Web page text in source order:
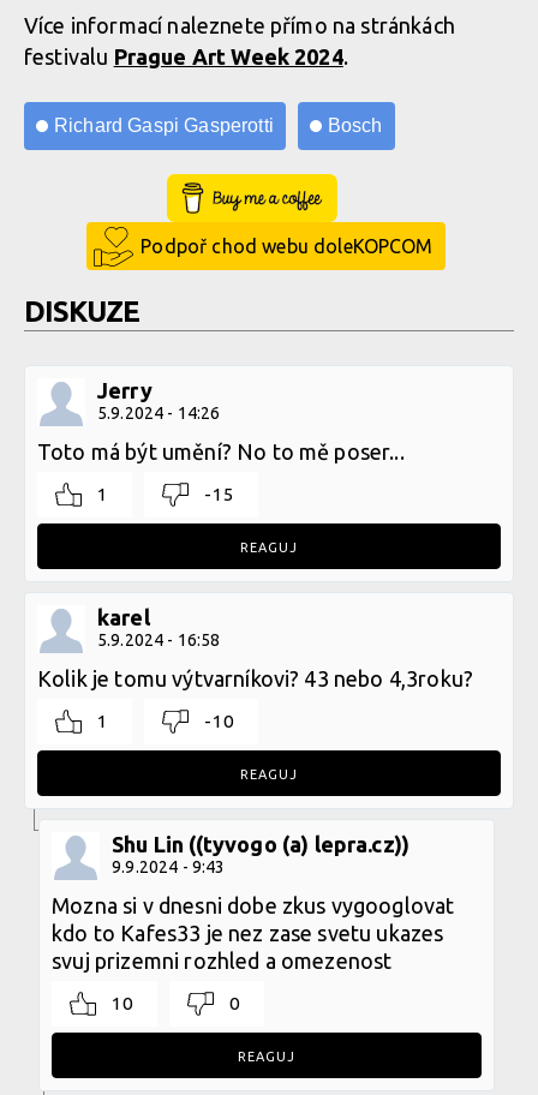
Více informací naleznete přímo na stránkách
festivalu Prague Art Week 2024.
Richard Gaspi Gasperotti Bosch
Buy Me a Coffee
Podpoř chod webu doleKOPCOM
DISKUZE
Jerry
5.9.2024 - 14:26
Toto má být umění? No to mě poser...
1 -15
REAGUJ
karel
5.9.2024 - 16:58
Kolik je tomu výtvarníkovi? 43 nebo 4,3roku?
1 -10
REAGUJ
Shu Lin ((tyvogo (a) lepra.cz))
9.9.2024 - 9:43
Mozna si v dnesni dobe zkus vygooglovat
kdo to Kafes33 je nez zase svetu ukazes
svuj prizemni rozhled a omezenost
10 0
REAGUJ